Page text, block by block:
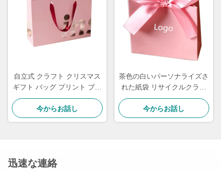
自立式 クラフト クリスマス
ギフト バッグ プリント ブラ
ンド パッケージング 祭り ギ
フト バッグ
今からお話し
茶色の白いパーソナライズさ
れた紙袋 リサイクルクラフ
ト紙ショッピングバッグ メ
ーラー
今からお話し
迅速な連絡